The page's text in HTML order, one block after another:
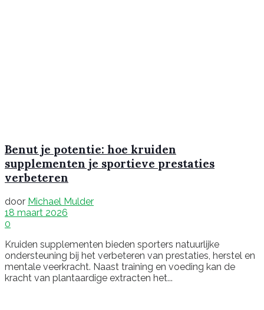
Benut je potentie: hoe kruiden
supplementen je sportieve prestaties
verbeteren
door Michael Mulder
18 maart 2026
0
Kruiden supplementen bieden sporters natuurlijke
ondersteuning bij het verbeteren van prestaties, herstel en
mentale veerkracht. Naast training en voeding kan de
kracht van plantaardige extracten het...